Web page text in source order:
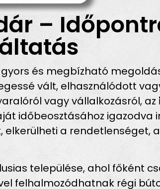
–
és megbízható
vált, elhasználódott
vagy vállalkozásról, az
időbeosztásához
elkerülheti a rendetlenséget,
települése, ahol főként
felhalmozódhatnak régi